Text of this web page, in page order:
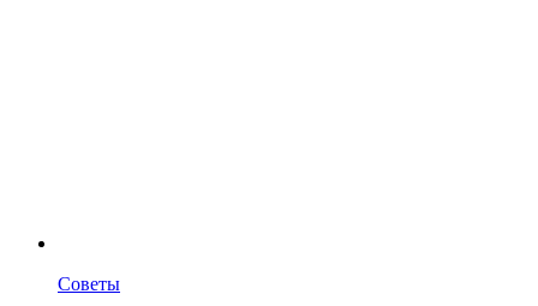
Советы